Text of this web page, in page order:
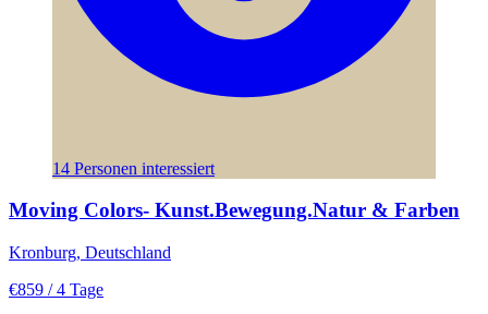
14 Personen interessiert
Moving Colors- Kunst.Bewegung.Natur & Farben
Kronburg, Deutschland
€859 / 4 Tage